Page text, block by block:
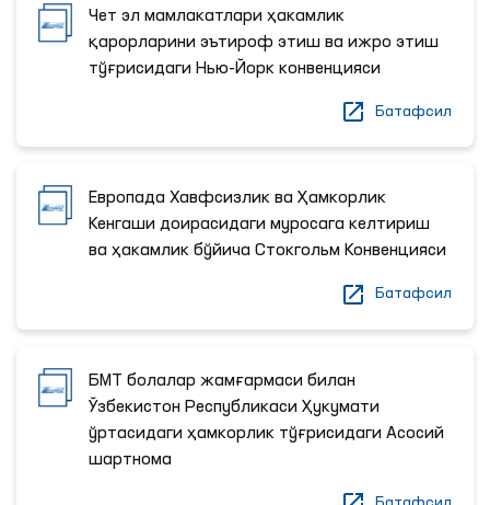
Чет эл мамлакатлари ҳакамлик
қарорларини эътироф этиш ва ижро этиш
тўғрисидаги Нью-Йорк конвенцияси
Батафсил
Европада Хавфсизлик ва Ҳамкорлик
Кенгаши доирасидаги муросага келтириш
ва ҳакамлик бўйича Стокгольм Конвенцияси
Батафсил
БМТ болалар жамғармаси билан
Ўзбекистон Республикаси Ҳукумати
ўртасидаги ҳамкорлик тўғрисидаги Асосий
шартнома